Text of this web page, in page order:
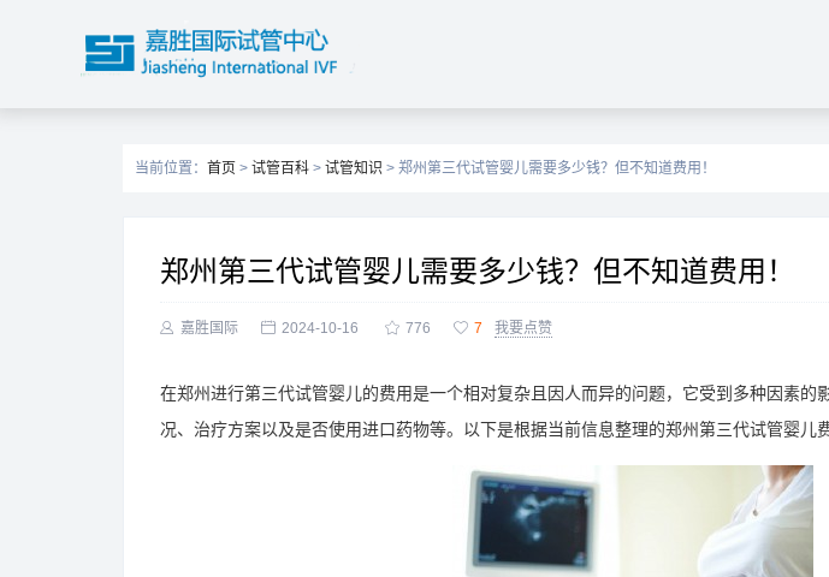
当前位置： 首页 > 试管百科 > 试管知识 > 郑州第三代试管婴儿需要多少钱？但不知道费用！
郑州第三代试管婴儿需要多少钱？但不知道费用！
 嘉胜国际  2024-10-16  776  7 我要点赞
在郑州进行第三代试管婴儿的费用是一个相对复杂且因人而异的问题，它受到多种因素的
况、治疗方案以及是否使用进口药物等。以下是根据当前信息整理的郑州第三代试管婴儿